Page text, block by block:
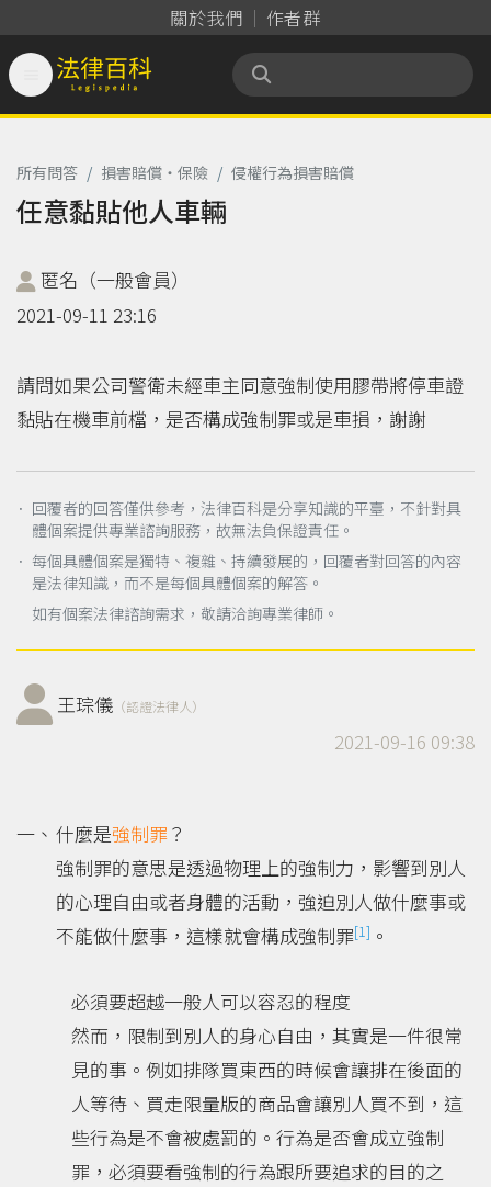
關於我們 作者群
法律百科 Legispedia
所有問答 / 損害賠償‧保險 / 侵權行為損害賠償
任意黏貼他人車輛
匿名（一般會員）
2021-09-11 23:16
請問如果公司警衛未經車主同意強制使用膠帶將停車證
黏貼在機車前檔，是否構成強制罪或是車損，謝謝
． 回覆者的回答僅供參考，法律百科是分享知識的平臺，不針對具
體個案提供專業諮詢服務，故無法負保證責任。
． 每個具體個案是獨特、複雜、持續發展的，回覆者對回答的內容
是法律知識，而不是每個具體個案的解答。
如有個案法律諮詢需求，敬請洽詢專業律師。
王琮儀 （認證法律人）
2021-09-16 09:38
什麼是強制罪？
強制罪的意思是透過物理上的強制力，影響到別人
的心理自由或者身體的活動，強迫別人做什麼事或
不能做什麼事，這樣就會構成強制罪[1] 。
必須要超越一般人可以容忍的程度
然而，限制到別人的身心自由，其實是一件很常
見的事。例如排隊買東西的時候會讓排在後面的
人等待、買走限量版的商品會讓別人買不到，這
些行為是不會被處罰的。行為是否會成立強制
罪，必須要看強制的行為跟所要追求的目的之